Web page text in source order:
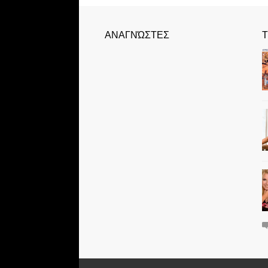
ΑΝΑΓΝΏΣΤΕΣ